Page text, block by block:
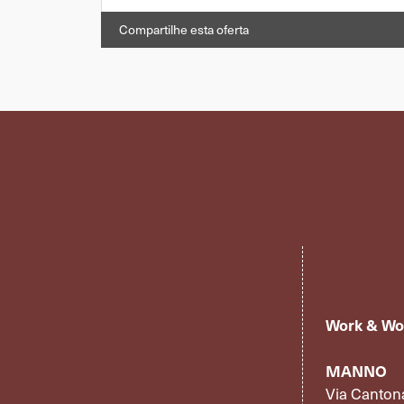
Compartilhe esta oferta
Work &
MANNO
Via